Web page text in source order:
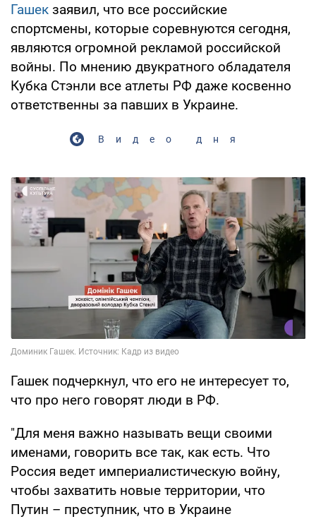
Гашек заявил, что все российские
спортсмены, которые соревнуются сегодня,
являются огромной рекламой российской
войны. По мнению двукратного обладателя
Кубка Стэнли все атлеты РФ даже косвенно
ответственны за павших в Украине.
Видео дня
Гашек подчеркнул, что его не интересует то,
что про него говорят люди в РФ.
"Для меня важно называть вещи своими
именами, говорить все так, как есть. Что
Россия ведет империалистическую войну,
чтобы захватить новые территории, что
Путин – преступник, что в Украине